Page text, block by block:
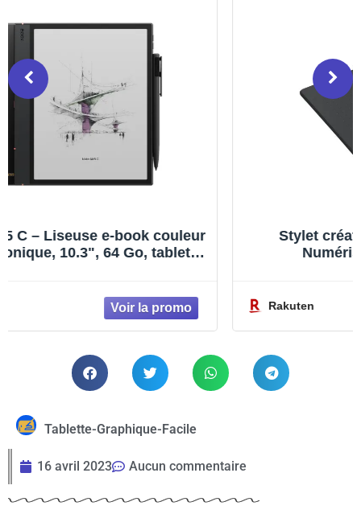
Stylet créatif Wacom Intuos Petite –
Numériseur – 15.2 x 9.5 cm –
Tablette-Graphique-Facile
16 avril 2023 Aucun commentaire